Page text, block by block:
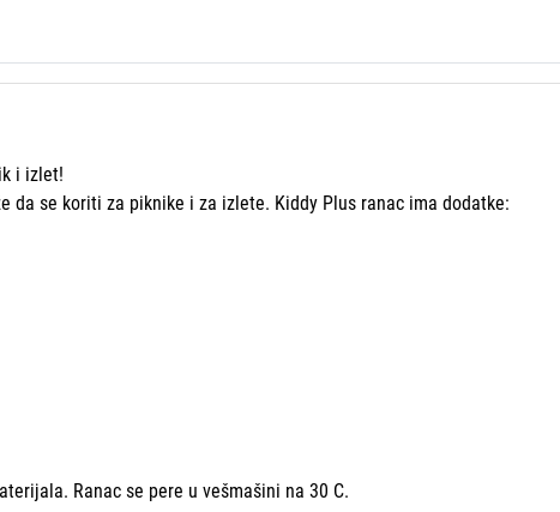
i izlet!
da se koriti za piknike i za izlete. Kiddy Plus ranac ima dodatke:
Ranac se pere u vešmašini na 30 C.